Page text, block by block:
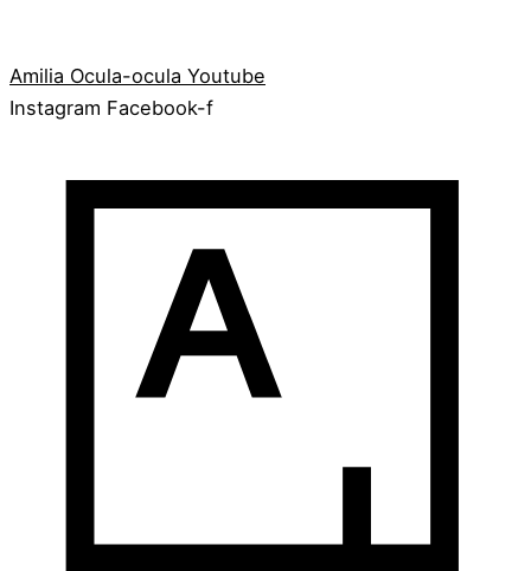
Amilia Ocula-ocula Youtube
Instagram Facebook-f